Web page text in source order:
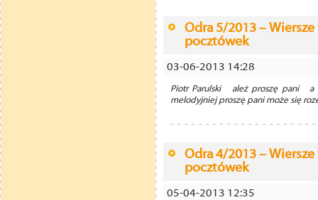
Odra 5/2013 –
pocztówek
03-06-2013 14:28
Piotr Parulski ależ proszę pani a
melodyjniej proszę pani może się
Odra 4/2013 –
pocztówek
05-04-2013 12:35